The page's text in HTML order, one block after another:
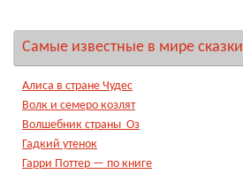
Самые известные в мире сказки
Алиса в стране Чудес
Волк и семеро козлят
Волшебник страны Оз
Гадкий утенок
Гарри Поттер — по книге